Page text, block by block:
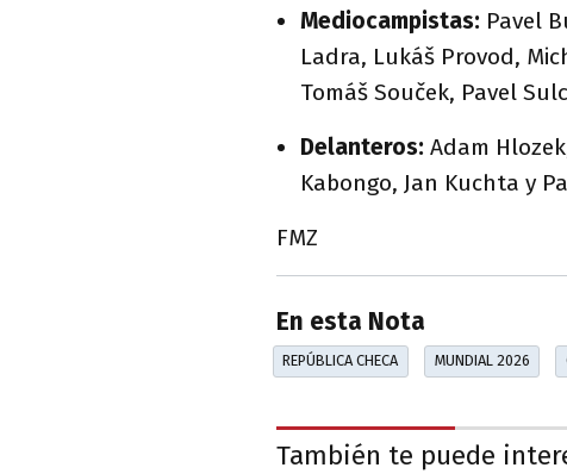
Mediocampistas: Pavel
Ladra, Lukáš Provod,
Tomáš Souček, Pavel
Delanteros: Adam
Kabongo, Jan Kuchta y
FMZ
En esta Nota
REPÚBLICA CHECA MUNDIAL 2026
También te puede